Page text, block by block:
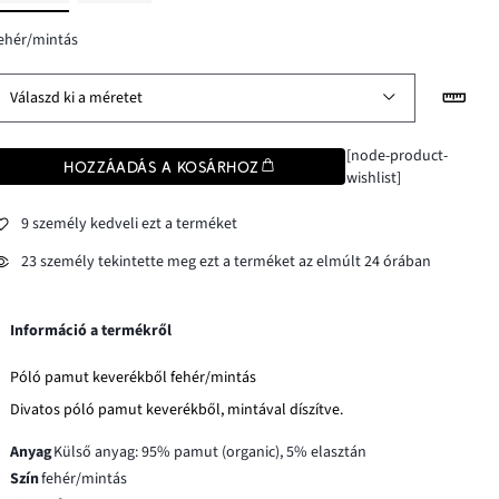
mintás
Válaszd ki a méretet
HOZZÁADÁS A KOSÁRHOZ
[node-product-
wishlist]
9 személy kedveli ezt a terméket
23 személy tekintette meg ezt a terméket az elmúlt 24 órában
Információ a termékről
Póló pamut keverékből fehér/mintás
Divatos póló pamut keverékből, mintával díszítve.
AnyagKülső anyag: 95% pamut (organic), 5% elasztán
Színfehér/mintás